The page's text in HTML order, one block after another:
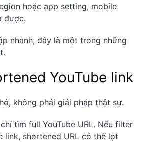
hoặc app setting, mobile
được.
nhanh, đây là một trong những
YouTube link
không phải giải pháp thật sự.
tìm full YouTube URL. Nếu filter
link, shortened URL có thể lọt